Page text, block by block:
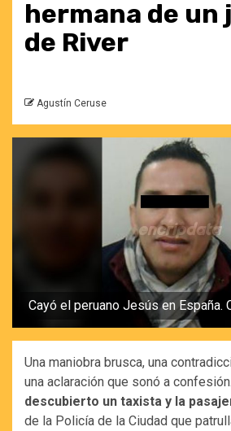
hermana de un
de River
Agustín Ceruse
Cayó el peruano Jesús en España.
Una maniobra brusca, una
una aclaración que sonó a
descubierto un taxista y la
de la Policía de la Ciudad que